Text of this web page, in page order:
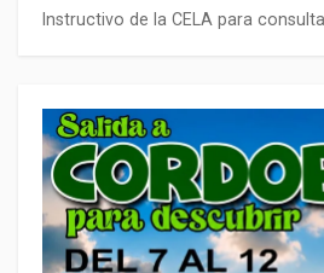
Instructivo de la CELA para